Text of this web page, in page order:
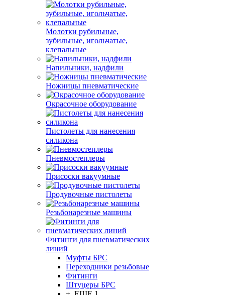
Молотки рубильные,
зубильные, игольчатые,
клепальные
Напильники, надфили
Ножницы пневматические
Окрасочное оборудование
Пистолеты для нанесения
силикона
Пневмостеплеры
Присоски вакуумные
Продувочные пистолеты
Резьбонарезные машины
Фитинги для пневматических
линий
Муфты БРС
Переходники резьбовые
Фитинги
Штуцеры БРС